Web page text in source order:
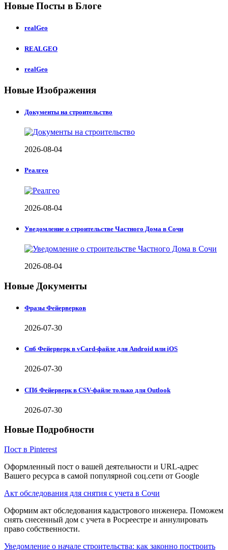
Новые Посты в Блоге
realGeo
REALGEO
realGeo
Новые Изображения
Документы на строительство
2026-08-04
Реалгео
2026-08-04
Уведомление о строительстве Частного Дома в Сочи
2026-08-04
Новые Документы
Фразы Фейерверков
2026-07-30
Спб Фейерверк в vCard-файле для Android или iOS
2026-07-30
СПб Фейерверк в CSV-файле только для Outlook
2026-07-30
Новые Подробности
Пост в Pinterest
Оформленный пост о вашей деятельности и URL-адрес
Вашего ресурса в самой популярной соц.сети от Google
Акт обследования для снятия с учета в Сочи
Оформим акт обследования кадастрового инженера. Поможем
снять снесенный дом с учета в Росреестре и аннулировать
право собственности.
Уведомление о начале строительства: как законно построить